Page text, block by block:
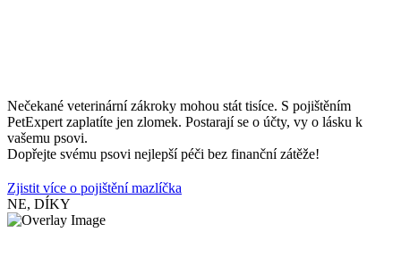
Nečekané veterinární zákroky mohou stát tisíce. S pojištěním
PetExpert zaplatíte jen zlomek. Postarají se o účty, vy o lásku k
vašemu psovi.
Dopřejte svému psovi nejlepší péči bez finanční zátěže!
Zjistit více o pojištění mazlíčka
NE, DÍKY